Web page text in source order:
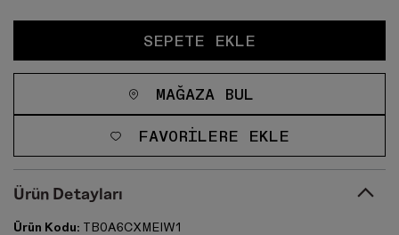
SEPETE EKLE
MAĞAZA BUL
FAVORILERE EKLE
Ürün Detayları
Ürün Kodu: TB0A6CXMEIW1